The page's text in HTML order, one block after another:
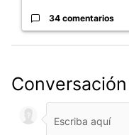
34 comentarios
Conversación